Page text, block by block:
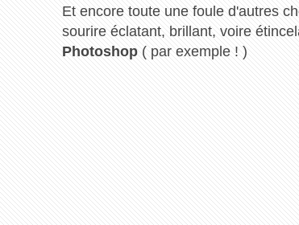
Et encore toute une foule d'autres
sourire éclatant, brillant, voire
Photoshop( par exemple ! )